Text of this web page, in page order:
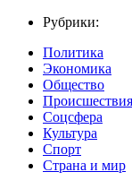
Рубрики:
Политика
Экономика
Общество
Происшествия
Соцсфера
Культура
Спорт
Страна и мир